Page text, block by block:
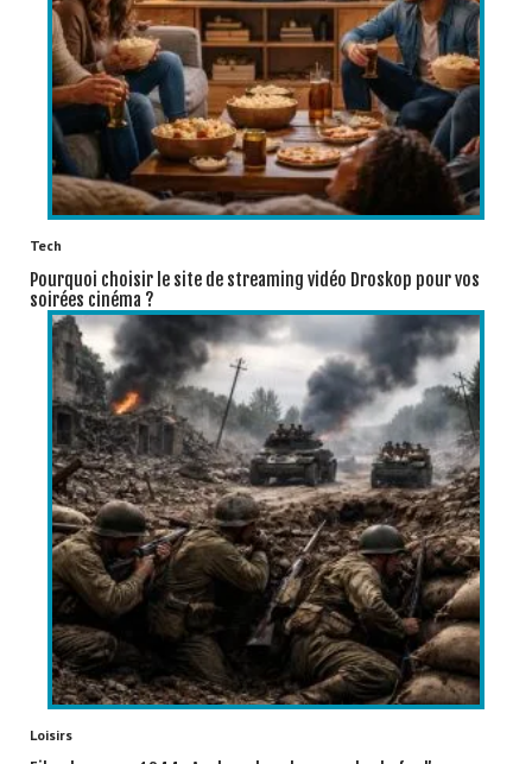
Tech
Pourquoi choisir le site de streaming vidéo Droskop pour vos
soirées cinéma ?
Loisirs